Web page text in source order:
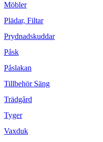
Möbler
Plädar, Filtar
Prydnadskuddar
Påsk
Påslakan
Tillbehör Säng
Trädgård
Tyger
Vaxduk